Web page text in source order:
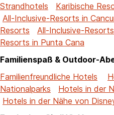
Strandhotels
Karibische
All-Inclusive-Resorts in
Resorts
All-Inclusive-
Resorts in Punta Cana
Familienspaß & Outdoor-
Familienfreundliche Hotels
Nationalparks
Hotels in der
Hotels in der Nähe von